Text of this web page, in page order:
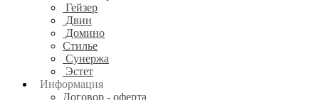
Гейзер
Двин
Домино
Стилье
Сунержа
Эстет
Информация
Договор - оферта